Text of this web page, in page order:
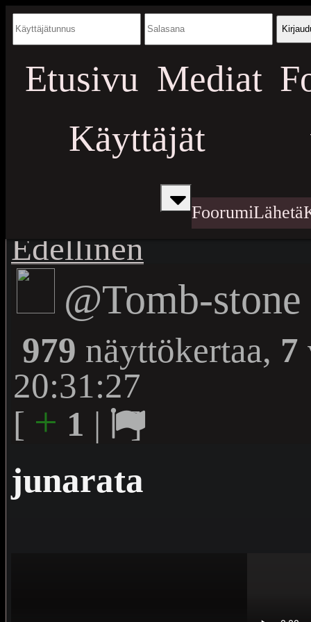
Etusivu Mediat
Käyttäjät
FoorumiLähetä
Edellinen
@Tomb-stone
979 näyttökertaa, 7
20:31:27
[ + 1 | ]
junarata